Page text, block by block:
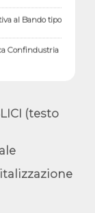
al Bando tipo
Confindustria
professionisti
da
(testo